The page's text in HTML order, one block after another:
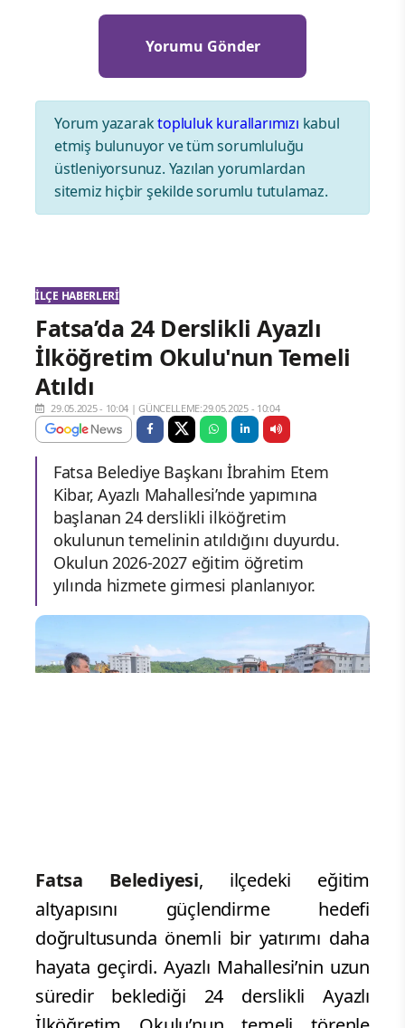
Yorum yazaraktopluluk kurallarımızı kabul
etmiş bulunuyor ve tüm sorumluluğu
üstleniyorsunuz. Yazılan yorumlardan
sitemiz hiçbir şekilde sorumlu tutulamaz.
İLÇE HABERLERI
Fatsa’da 24 Derslikli Ayazlı
İlköğretim Okulu'nun Temeli
Atıldı
29.05.2025 - 10:04 |GÜNCELLEME:29.05.2025 - 10:04
Fatsa Belediye Başkanı İbrahim Etem
Kibar, Ayazlı Mahallesi’nde yapımına
başlanan 24 derslikli ilköğretim
okulunun temelinin atıldığını duyurdu.
Okulun 2026-2027 eğitim öğretim
yılında hizmete girmesi planlanıyor.
Fatsa Belediyesi, ilçedeki eğitim
altyapısını güçlendirme hedefi
doğrultusunda önemli bir yatırımı daha
hayata geçirdi. Ayazlı Mahallesi’nin uzun
süredir beklediği 24 derslikli Ayazlı